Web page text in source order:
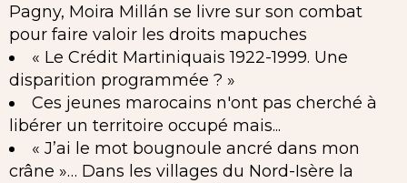
Pagny, Moira Millán se livre sur son combat
pour faire valoir les droits mapuches
« Le Crédit Martiniquais 1922-1999. Une
disparition programmée ? »
Ces jeunes marocains n'ont pas cherché à
libérer un territoire occupé mais...
« J’ai le mot bougnoule ancré dans mon
crâne »… Dans les villages du Nord-Isère la